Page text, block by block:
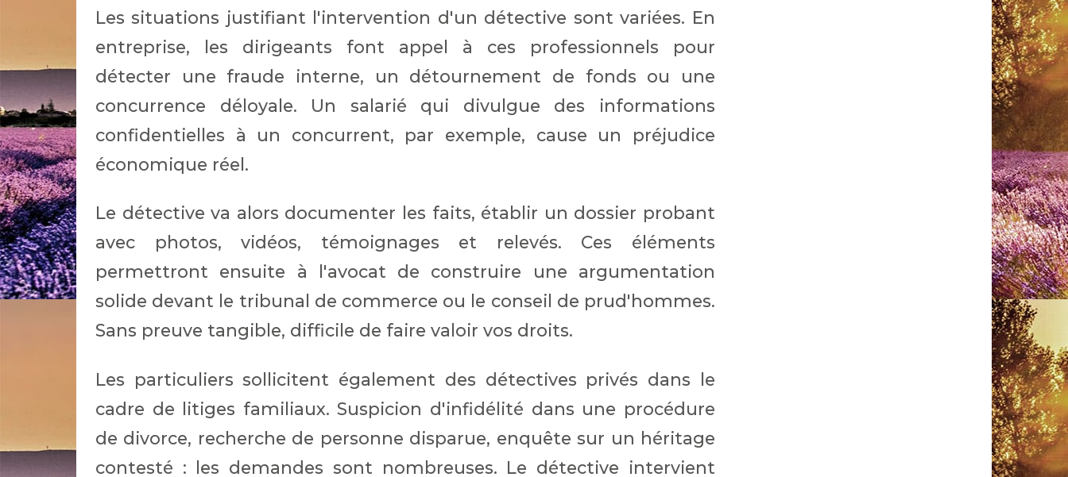
Les situations justifiant l'intervention d'un détective sont variées. En
entreprise, les dirigeants font appel à ces professionnels pour
détecter une fraude interne, un détournement de fonds ou une
concurrence déloyale. Un salarié qui divulgue des informations
confidentielles à un concurrent, par exemple, cause un préjudice
économique réel.
Le détective va alors documenter les faits, établir un dossier probant
avec photos, vidéos, témoignages et relevés. Ces éléments
permettront ensuite à l'avocat de construire une argumentation
solide devant le tribunal de commerce ou le conseil de prud'hommes.
Sans preuve tangible, difficile de faire valoir vos droits.
Les particuliers sollicitent également des détectives privés dans le
cadre de litiges familiaux. Suspicion d'infidélité dans une procédure
de divorce, recherche de personne disparue, enquête sur un héritage
contesté : les demandes sont nombreuses. Le détective intervient